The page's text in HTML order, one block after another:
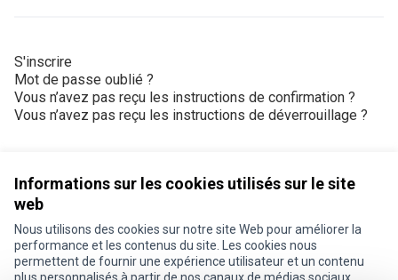
Informations sur les cookies utilisés sur le site
web
Nous utilisons des cookies sur notre site Web pour améliorer la
performance et les contenus du site. Les cookies nous
permettent de fournir une expérience utilisateur et un contenu
S'inscrire
Mot de passe oublié ?
Vous n’avez pas reçu les instructions de confirmation ?
Vous n’avez pas reçu les instructions de déverrouillage ?
Conditions d'utilisation
Paramètres des cookies
Je participe ! sur X
Je participe ! sur Facebook
Je participe ! sur Instagram